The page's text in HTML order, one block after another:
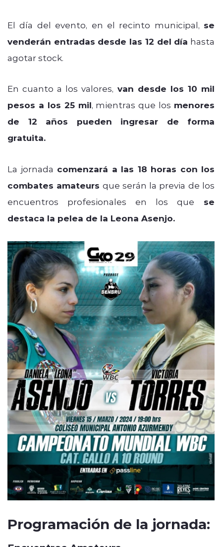
El día del evento, en el recinto municipal, se
venderán entradas desde las 12 del día hasta
agotar stock.
En cuanto a los valores, van desde los 10 mil
pesos a los 25 mil, mientras que los menores
de 12 años pueden ingresar de forma
gratuita.
La jornada comenzará a las 18 horas con los
combates amateurs que serán la previa de los
encuentros profesionales en los que se
destaca la pelea de la Leona Asenjo.
Programación de la jornada: